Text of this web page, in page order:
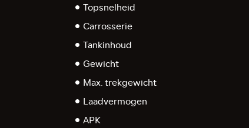
Topsnelheid
Carrosserie
Tankinhoud
Gewicht
Max. trekgewicht
Laadvermogen
APK